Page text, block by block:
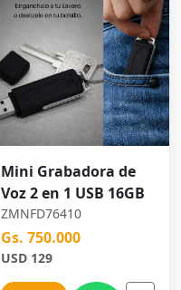
Mini Grabadora de
Voz 2 en 1 USB 16GB
ZMNFD76410
Gs. 750.000
USD 129